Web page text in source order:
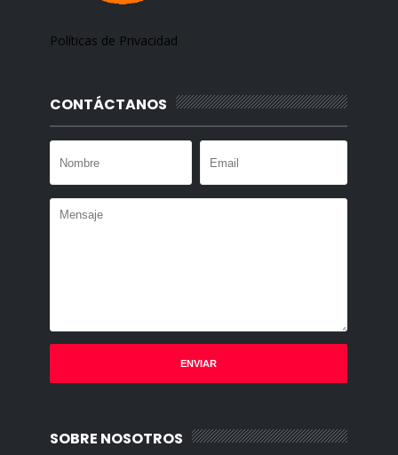
Políticas de Privacidad
CONTÁCTANOS
SOBRE NOSOTROS